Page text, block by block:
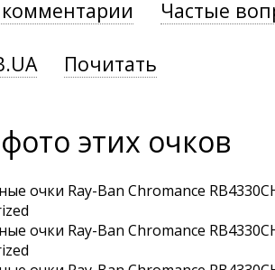
Частые
Почитать
этих очков